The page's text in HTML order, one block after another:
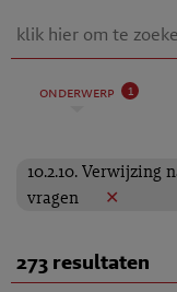
onderwerp 1
10.2.10. Verwijzing
vragen
273 resultaten